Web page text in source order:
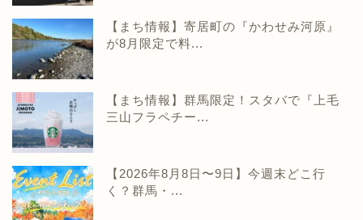
【まち情報】寄居町の『かわせみ河原』
が8月限定で料...
【まち情報】群馬限定！スタバで『上毛
三山フラペチー...
【2026年8月8日〜9日】今週末どこ行
く？群馬・...